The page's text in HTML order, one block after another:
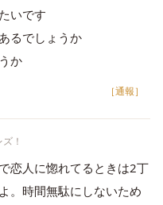
いです
るでしょうか
か
［通報］
！
恋人に惚れてるときは2丁
。時間無駄にしないため